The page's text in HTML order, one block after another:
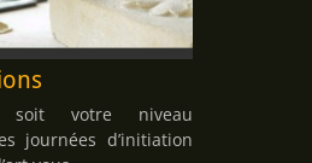
votre niveau
journées d’initiation